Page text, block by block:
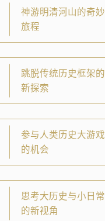
神游明清河山的奇妙
旅程
跳脱传统历史框架的
新探索
参与人类历史大游戏
的机会
思考大历史与小日常
的新视角